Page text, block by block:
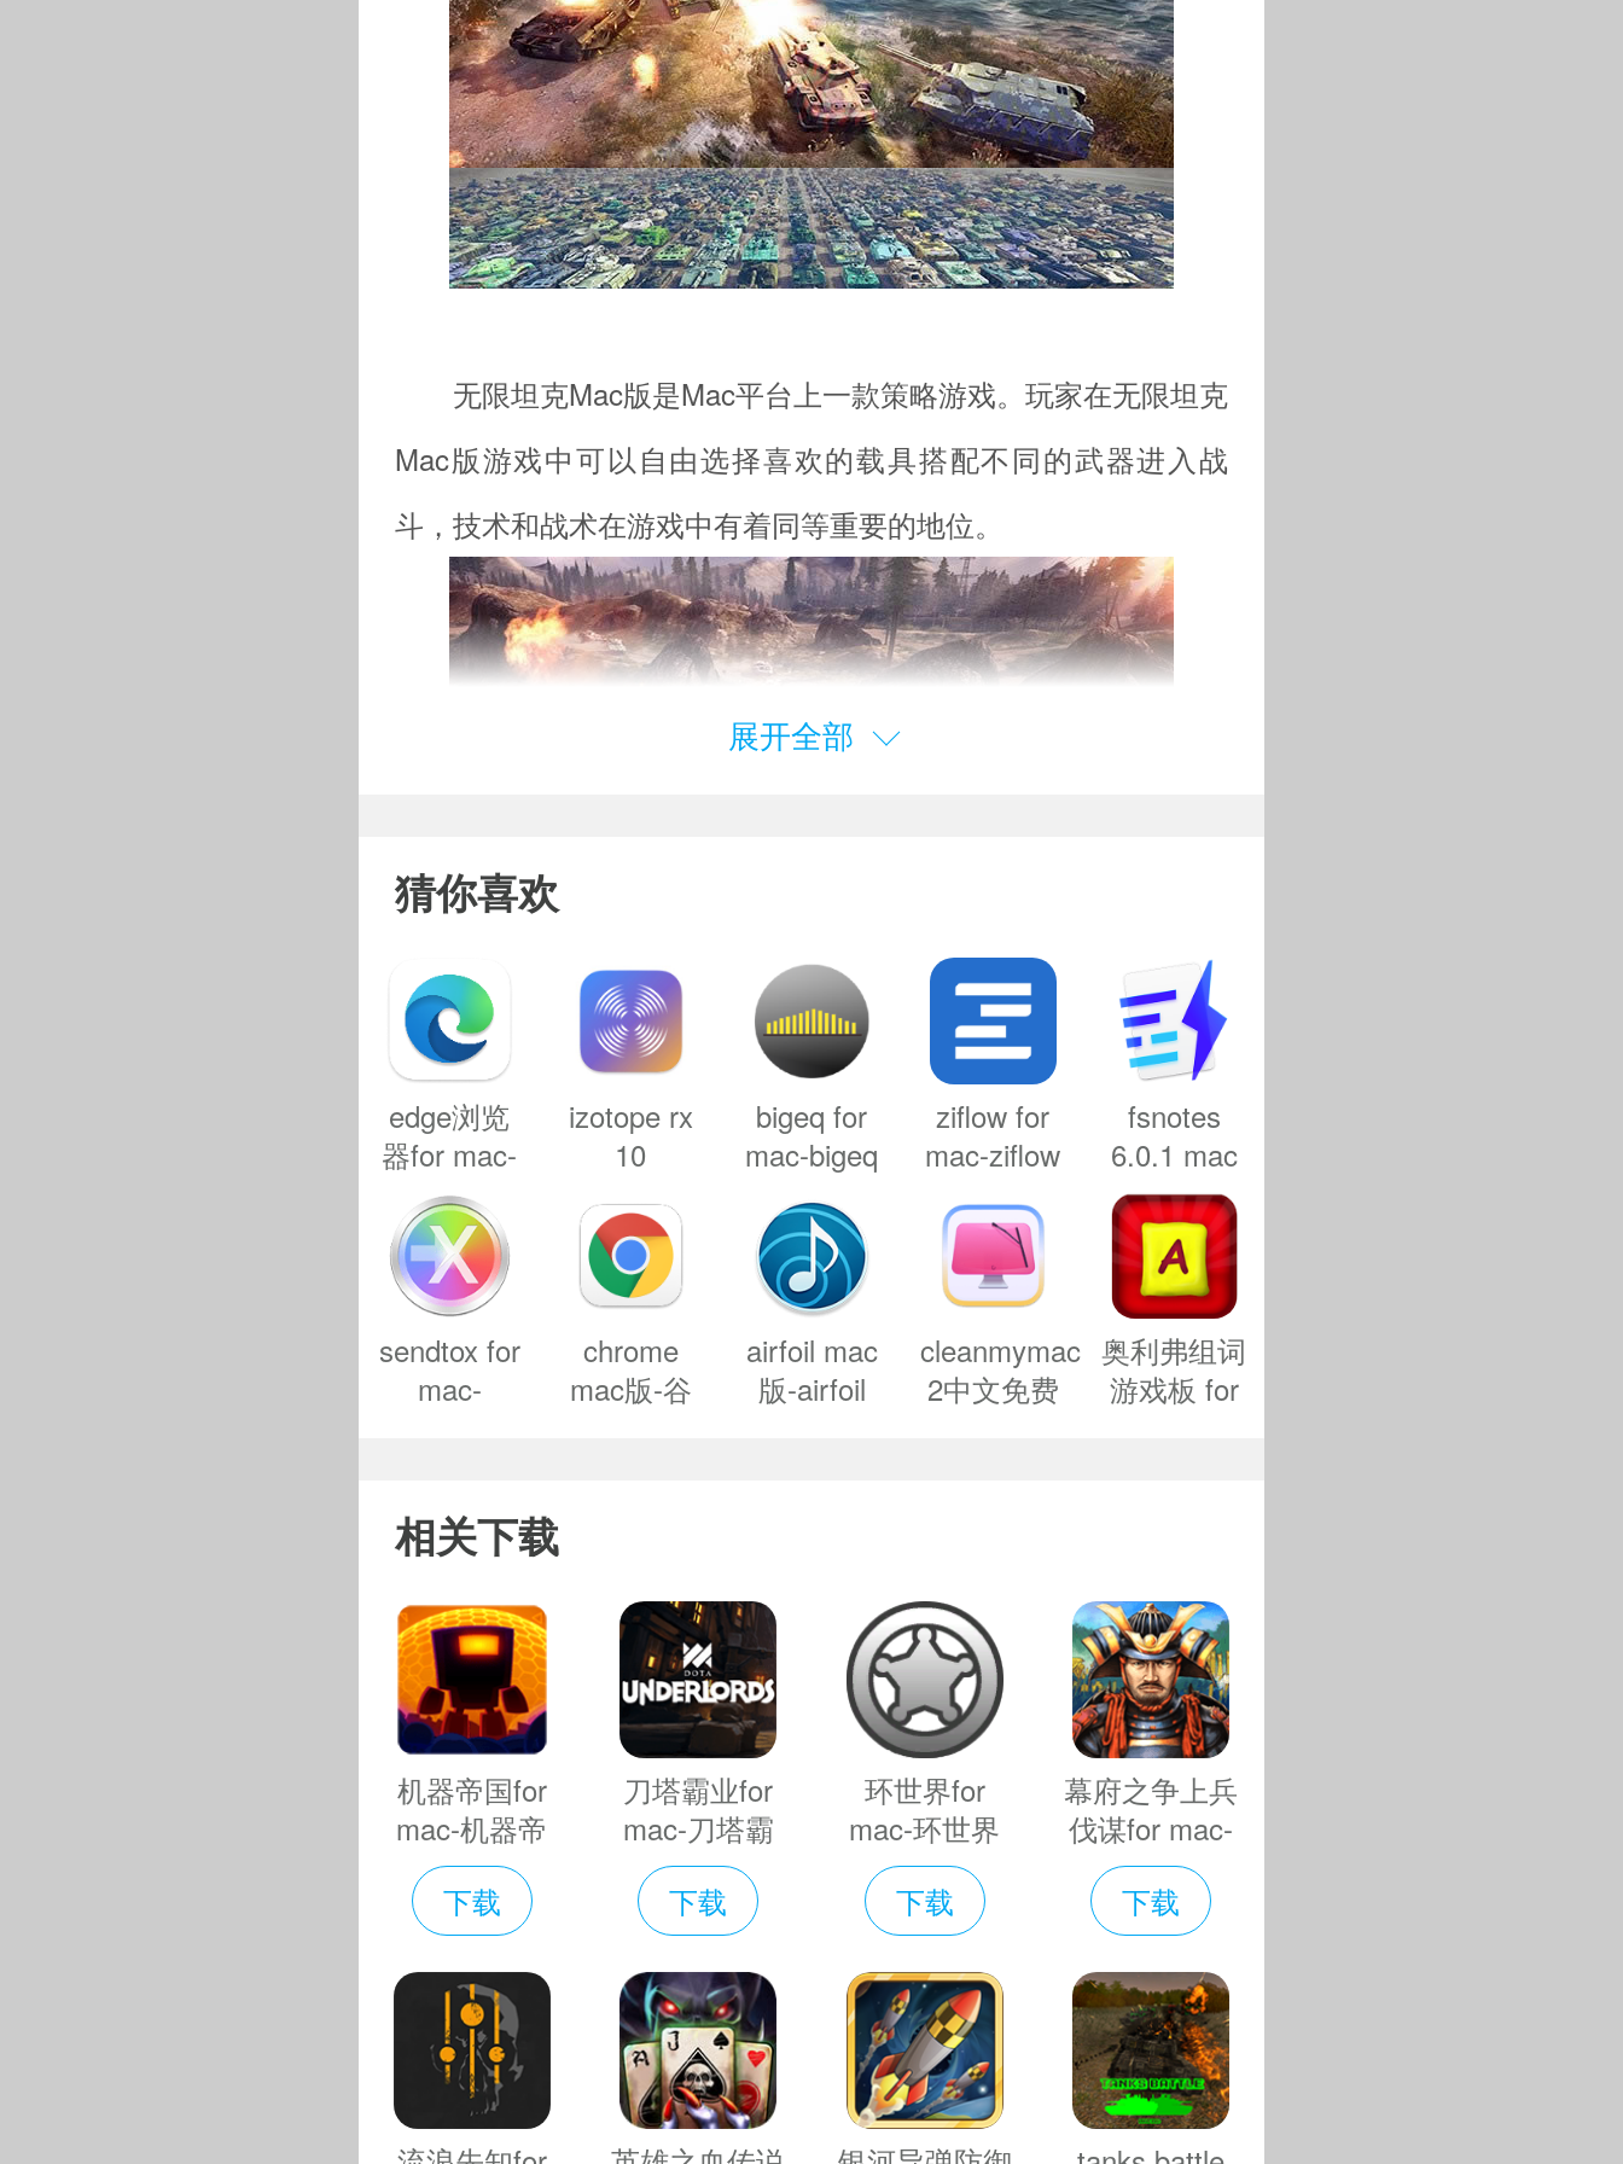
无限坦克Mac版是Mac平台上一款策略游戏。玩家在无限坦克
Mac版游戏中可以自由选择喜欢的载具搭配不同的武器进入战
斗，技术和战术在游戏中有着同等重要的地位。
游戏介绍
无限坦克Mac版游戏中，玩家要操控坦克和其他玩家一起进
行多人对战。玩家可以给自己的坦克追加不同的装备和武器，让
它拥有更强大的性能。游戏中的零件可以让玩家通过比赛来获
得，也可以通过市场来购买。当然玩家也能够使用一些高科技手
段如空中定位来确定敌人的位置，从而更好地订立作战计划。
现代战车，一队一队，没有尽头；阴晴雨雪，真实天候，场
景恢宏；线上玩家，多人对抗，单人模式，任务训练，无尽无
得以设计、升级独家金刚不坏的战车，得以坐踞驾驶席，身临其
境地操控。游戏还独创了卡片式制造系统，使玩家有机会混搭、
选配和交易引擎、车身、履带、炮塔、迫击炮、升级的道具和火
展开全部
猜你喜欢
edge浏览
器for mac-
edge浏览
器mac版下
载
v107.0.1418.35
正式版
izotope rx
10
advanced
for mac
v10.2.0 专
业音频修复
工具
bigeq for
mac-bigeq
mac版下载
v1.2
ziflow for
mac-ziflow
mac版下载
v1.0
fsnotes
6.0.1 mac
开源版 适
合程序员的
笔记应用
sendtox for
mac-
v1.2.1
chrome
mac版-谷
airfoil mac
版-airfoil
cleanmymac
2中文免费
奥利弗组词
游戏板 for
相关下载
机器帝国for
mac-机器帝
国mac版下载
v2.9.2
下载
刀塔霸业for
mac-刀塔霸
业mac版预约
下载 v1.0
下载
环世界for
mac-环世界
mac版预约下
载 v1.0.2282
下载
幕府之争上兵
伐谋for mac-
幕府之争上兵
伐谋mac版下
载 v1.2
下载